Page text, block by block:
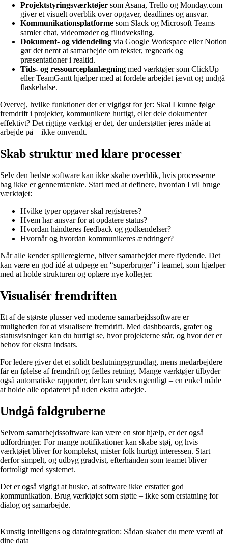
Projektstyringsværktøjer som Asana, Trello og Monday.com
giver et visuelt overblik over opgaver, deadlines og ansvar.
Kommunikationsplatforme som Slack og Microsoft Teams
samler chat, videomøder og filudveksling.
Dokument- og videndeling via Google Workspace eller Notion
gør det nemt at samarbejde om tekster, regneark og
præsentationer i realtid.
Tids- og ressourceplanlægning med værktøjer som ClickUp
eller TeamGantt hjælper med at fordele arbejdet jævnt og undgå
flaskehalse.
Overvej, hvilke funktioner der er vigtigst for jer: Skal I kunne følge
fremdrift i projekter, kommunikere hurtigt, eller dele dokumenter
effektivt? Det rigtige værktøj er det, der understøtter jeres måde at
arbejde på – ikke omvendt.
Skab struktur med klare processer
Selv den bedste software kan ikke skabe overblik, hvis processerne
bag ikke er gennemtænkte. Start med at definere, hvordan I vil bruge
værktøjet:
Hvilke typer opgaver skal registreres?
Hvem har ansvar for at opdatere status?
Hvordan håndteres feedback og godkendelser?
Hvornår og hvordan kommunikeres ændringer?
Når alle kender spillereglerne, bliver samarbejdet mere flydende. Det
kan være en god idé at udpege en “superbruger” i teamet, som hjælper
med at holde strukturen og oplære nye kolleger.
Visualisér fremdriften
Et af de største plusser ved moderne samarbejdssoftware er
muligheden for at visualisere fremdrift. Med dashboards, grafer og
statusvisninger kan du hurtigt se, hvor projekterne står, og hvor der er
behov for ekstra indsats.
For ledere giver det et solidt beslutningsgrundlag, mens medarbejdere
får en følelse af fremdrift og fælles retning. Mange værktøjer tilbyder
også automatiske rapporter, der kan sendes ugentligt – en enkel måde
at holde alle opdateret på uden ekstra arbejde.
Undgå faldgruberne
Selvom samarbejdssoftware kan være en stor hjælp, er der også
udfordringer. For mange notifikationer kan skabe støj, og hvis
værktøjet bliver for komplekst, mister folk hurtigt interessen. Start
derfor simpelt, og udbyg gradvist, efterhånden som teamet bliver
fortroligt med systemet.
Det er også vigtigt at huske, at software ikke erstatter god
kommunikation. Brug værktøjet som støtte – ikke som erstatning for
dialog og samarbejde.
Kunstig intelligens og dataintegration: Sådan skaber du mere værdi af
dine data